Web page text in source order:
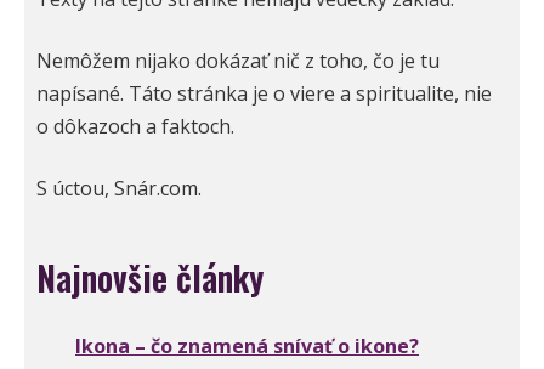
Nemôžem nijako dokázať nič z toho, čo je tu
napísané. Táto stránka je o viere a spiritualite, nie
o dôkazoch a faktoch.
S úctou, Snár.com.
Najnovšie články
Ikona – čo znamená snívať o ikone?